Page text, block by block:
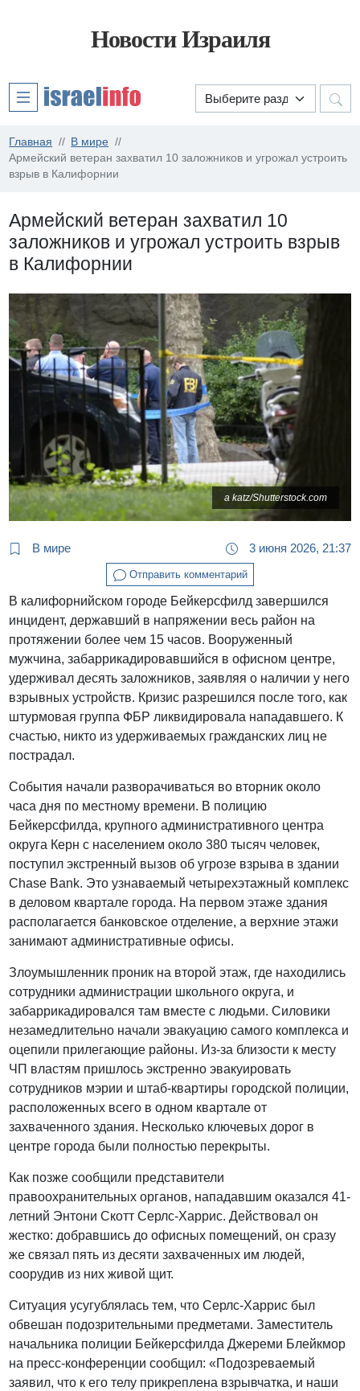
Новости Израиля
Главная
В мире
Армейский ветеран захватил 10 заложников и угрожал устроить
взрыв в Калифорнии
Армейский ветеран захватил 10
заложников и угрожал устроить взрыв
в Калифорнии
a katz/Shutterstock.com
В мире 3 июня 2026, 21:37
Отправить комментарий
В калифорнийском городе Бейкерсфилд завершился
инцидент, державший в напряжении весь район на
протяжении более чем 15 часов. Вооруженный
мужчина, забаррикадировавшийся в офисном центре,
удерживал десять заложников, заявляя о наличии у него
взрывных устройств. Кризис разрешился после того, как
штурмовая группа ФБР ликвидировала нападавшего. К
счастью, никто из удерживаемых гражданских лиц не
пострадал.
События начали разворачиваться во вторник около
часа дня по местному времени. В полицию
Бейкерсфилда, крупного административного центра
округа Керн с населением около 380 тысяч человек,
поступил экстренный вызов об угрозе взрыва в здании
Chase Bank. Это узнаваемый четырехэтажный комплекс
в деловом квартале города. На первом этаже здания
располагается банковское отделение, а верхние этажи
занимают административные офисы.
Злоумышленник проник на второй этаж, где находились
сотрудники администрации школьного округа, и
забаррикадировался там вместе с людьми. Силовики
незамедлительно начали эвакуацию самого комплекса и
оцепили прилегающие районы. Из-за близости к месту
ЧП властям пришлось экстренно эвакуировать
сотрудников мэрии и штаб-квартиры городской полиции,
расположенных всего в одном квартале от
захваченного здания. Несколько ключевых дорог в
центре города были полностью перекрыты.
Как позже сообщили представители
правоохранительных органов, нападавшим оказался 41-
летний Энтони Скотт Серлс-Харрис. Действовал он
жестко: добравшись до офисных помещений, он сразу
же связал пять из десяти захваченных им людей,
соорудив из них живой щит.
Ситуация усугублялась тем, что Серлс-Харрис был
обвешан подозрительными предметами. Заместитель
начальника полиции Бейкерсфилда Джереми Блейкмор
на пресс-конференции сообщил: «Подозреваемый
заявил, что к его телу прикреплена взрывчатка, и наши